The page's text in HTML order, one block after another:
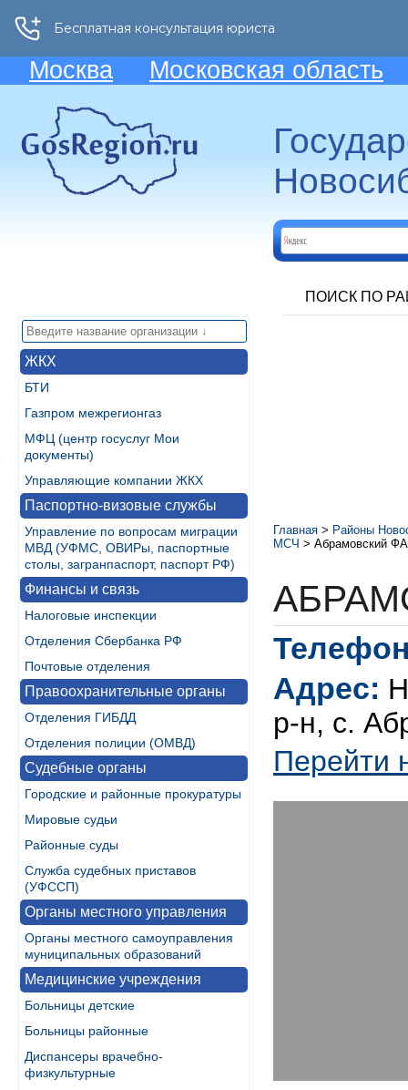
Москва Московская область
ПОИСК ПО
ЖКХ
БТИ
Газпром межрегионгаз
МФЦ (центр госуслуг Мои
документы)
Управляющие компании ЖКХ
Паспортно-визовые службы
Управление по вопросам миграции
МВД (УФМС, ОВИРы, паспортные
столы, загранпаспорт, паспорт РФ)
Финансы и связь
Налоговые инспекции
Отделения Сбербанка РФ
Почтовые отделения
Правоохранительные органы
Отделения ГИБДД
Отделения полиции (ОМВД)
Судебные органы
Городские и районные прокуратуры
Мировые судьи
Районные суды
Служба судебных приставов
(УФССП)
Органы местного управления
Органы местного самоуправления
муниципальных образований
Медицинские учреждения
Больницы детские
Больницы районные
Диспансеры врачебно-
физкультурные
Главная > Районы
МСЧ > Абрамовский
Адрес:
р-н, с.
Перейти